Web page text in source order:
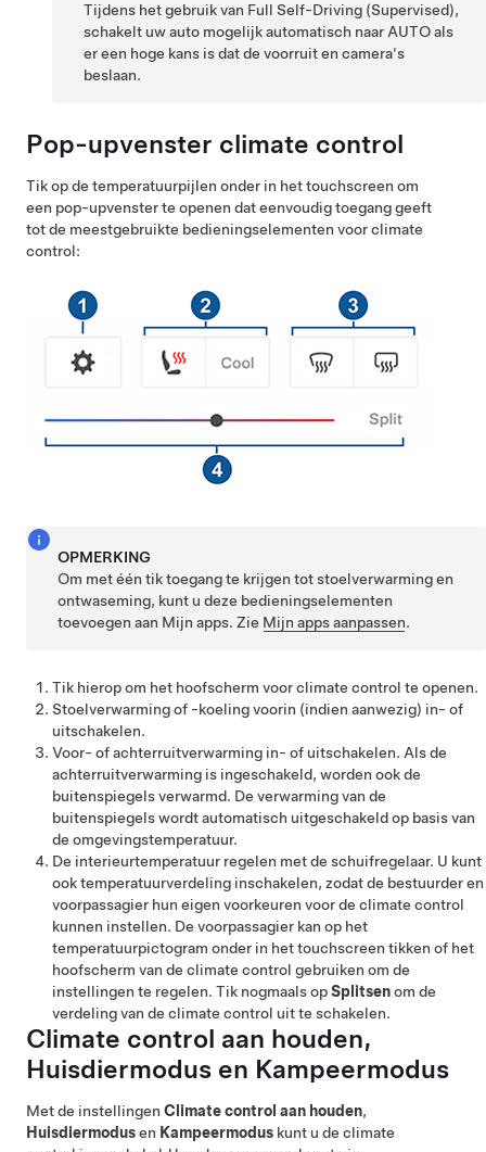
Tijdens het gebruik van Full Self-Driving (Supervised),
schakelt uw auto mogelijk automatisch naar AUTO als
er een hoge kans is dat de voorruit en camera's
beslaan.
Pop-upvenster climate control
Tik op de temperatuurpijlen onder in het touchscreen om
een pop-upvenster te openen dat eenvoudig toegang geeft
tot de meestgebruikte bedieningselementen voor climate
control:
OPMERKING
Om met één tik toegang te krijgen tot stoelverwarming en
ontwaseming, kunt u deze bedieningselementen
toevoegen aan Mijn apps. Zie Mijn apps aanpassen.
Tik hierop om het hoofscherm voor climate control te openen.
Stoelverwarming of -koeling voorin (indien aanwezig) in- of
uitschakelen.
Voor- of achterruitverwarming in- of uitschakelen. Als de
achterruitverwarming is ingeschakeld, worden ook de
buitenspiegels verwarmd. De verwarming van de
buitenspiegels wordt automatisch uitgeschakeld op basis van
de omgevingstemperatuur.
De interieurtemperatuur regelen met de schuifregelaar. U kunt
ook temperatuurverdeling inschakelen, zodat de bestuurder en
voorpassagier hun eigen voorkeuren voor de climate control
kunnen instellen. De voorpassagier kan op het
temperatuurpictogram onder in het touchscreen tikken of het
hoofscherm van de climate control gebruiken om de
instellingen te regelen. Tik nogmaals opSplitsenom de
verdeling van de climate control uit te schakelen.
Climate control aan houden,
Huisdiermodus en Kampeermodus
Met de instellingen Climate control aan houden,
Huisdiermodusen Kampeermodus kunt u de climate